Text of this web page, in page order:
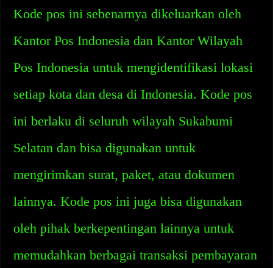
Kode pos ini sebenarnya dikeluarkan oleh
Kantor Pos Indonesia dan Kantor Wilayah
Pos Indonesia untuk mengidentifikasi lokasi
setiap kota dan desa di Indonesia. Kode pos
ini berlaku di seluruh wilayah Sukabumi
Selatan dan bisa digunakan untuk
mengirimkan surat, paket, atau dokumen
lainnya. Kode pos ini juga bisa digunakan
oleh pihak berkepentingan lainnya untuk
memudahkan berbagai transaksi pembayaran